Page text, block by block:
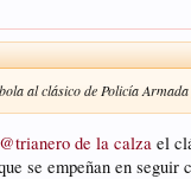
al clásico de Policía
@trianero de la calza el
se empeñan en seguir